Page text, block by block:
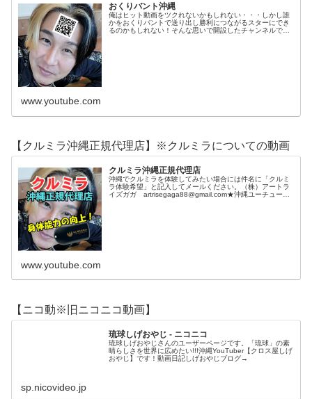
おくりバント沖縄
俺はヒット動画をツクれないかもしれない・・・しかし誰
かをおくりバントで送り出し勝利につながるスターにでき
るのかもしれない！そんな思いで開設したチャンネルで
www.youtube.com
【クルミラ沖縄正規代理店】※クルミラについての動画
クルミラ沖縄正規代理店
沖縄でクルミラを体験してみたい場合には件名に「クルミ
ラ体験希望」と記入してメールください。（株）アートラ
イズガガ artrisegaga88@gmail.com★沖縄ユーチューバ
www.youtube.com
【ニコ動※旧ニコニコ動画】
琉球しげおやじ - ニコニコ
琉球しげおやじさんのユーザーページです。「琉球」の素
晴らしさを世界に広めたい!!!沖縄YouTuber【クロス屋しげ
おやじ】です！動画日記しげおやじブログ→
sp.nicovideo.jp